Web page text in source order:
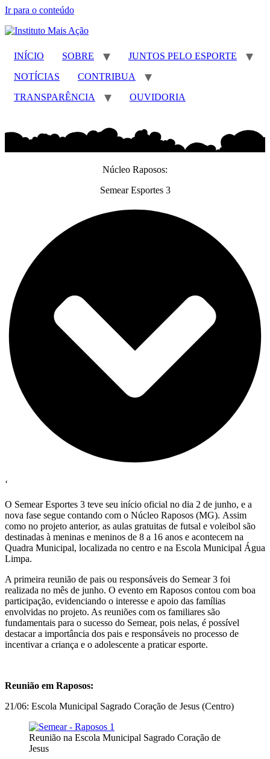
Ir para o conteúdo
INÍCIO SOBRE
JUNTOS PELO ESPORTE
NOTÍCIAS
CONTRIBUA
TRANSPARÊNCIA
OUVIDORIA
Núcleo Raposos:
Semear Esportes 3
‘
O Semear Esportes 3 teve seu início oficial no dia 2 de junho, e a
nova fase segue contando com o Núcleo Raposos (MG). Assim
como no projeto anterior, as aulas gratuitas de futsal e voleibol são
destinadas à meninas e meninos de 8 a 16 anos e acontecem na
Quadra Municipal, localizada no centro e na Escola Municipal Água
Limpa.
A primeira reunião de pais ou responsáveis do Semear 3 foi
realizada no mês de junho. O evento em Raposos contou com boa
participação, evidenciando o interesse e apoio das famílias
envolvidas no projeto. As reuniões com os familiares são
fundamentais para o sucesso do Semear, pois nelas, é possível
destacar a importância dos pais e responsáveis no processo de
incentivar a criança e o adolescente a praticar esporte.
Reunião em Raposos:
21/06: Escola Municipal Sagrado Coração de Jesus (Centro)
Reunião na Escola Municipal Sagrado Coração de
Jesus